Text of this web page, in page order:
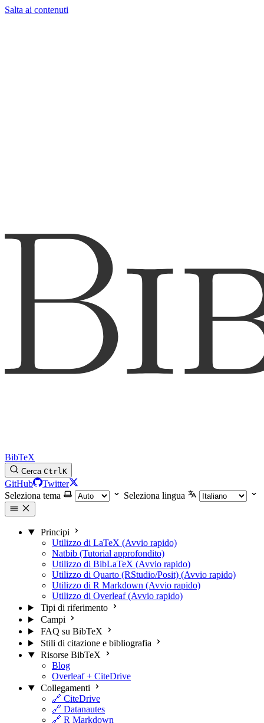
Salta ai contenuti
BibTeX
Cerca CtrlK
GitHub
Twitter
Seleziona tema
Seleziona lingua
Principi
Utilizzo di LaTeX (Avvio rapido)
Natbib (Tutorial approfondito)
Utilizzo di BibLaTeX (Avvio rapido)
Utilizzo di Quarto (RStudio/Posit) (Avvio rapido)
Utilizzo di R Markdown (Avvio rapido)
Utilizzo di Overleaf (Avvio rapido)
Tipi di riferimento
Campi
FAQ su BibTeX
Stili di citazione e bibliografia
Risorse BibTeX
Blog
Overleaf + CiteDrive
Collegamenti
🔗 CiteDrive
🔗 Datanautes
🔗 R Markdown